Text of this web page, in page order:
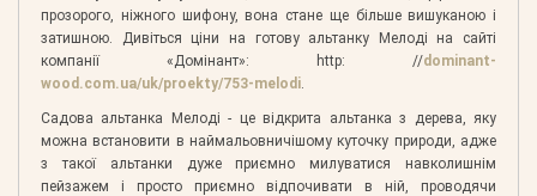
прозорого, ніжного шифону, вона стане ще більше вишуканою і
затишною. Дивіться ціни на готову альтанку Мелоді на сайті
компанії «Домінант»: http: //dominant-
wood.com.ua/uk/proekty/753-melodi.
Садова альтанка Мелоді - це відкрита альтанка з дерева, яку
можна встановити в наймальовничішому куточку природи, адже
з такої альтанки дуже приємно милуватися навколишнім
пейзажем і просто приємно відпочивати в ній, проводячи